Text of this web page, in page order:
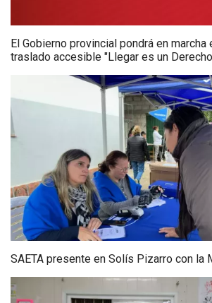
El Gobierno provincial pondrá en marcha
traslado accesible "Llegar es un
SAETA presente en Solís Pizarro con la